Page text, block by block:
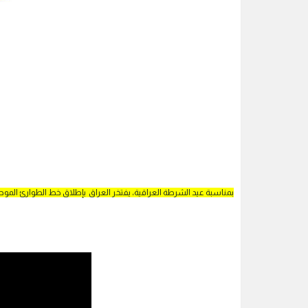
بمناسبة عيد الشرطة العراقية، يفتخر العراق بإطلاق خط الطوارئ الموحد